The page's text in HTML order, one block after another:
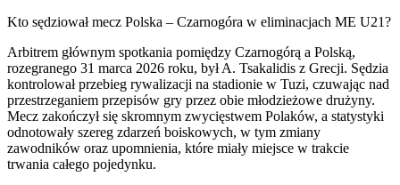
Kto sędziował mecz Polska – Czarnogóra w eliminacjach ME U21?
Arbitrem głównym spotkania pomiędzy Czarnogórą a Polską,
rozegranego 31 marca 2026 roku, był A. Tsakalidis z Grecji. Sędzia
kontrolował przebieg rywalizacji na stadionie w Tuzi, czuwając nad
przestrzeganiem przepisów gry przez obie młodzieżowe drużyny.
Mecz zakończył się skromnym zwycięstwem Polaków, a statystyki
odnotowały szereg zdarzeń boiskowych, w tym zmiany
zawodników oraz upomnienia, które miały miejsce w trakcie
trwania całego pojedynku.